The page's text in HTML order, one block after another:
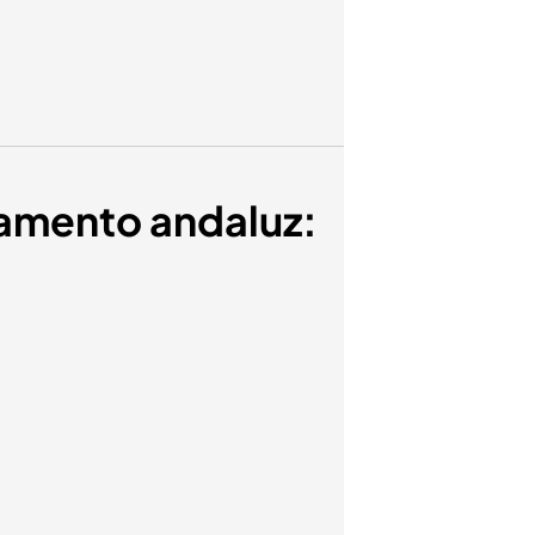
andaluz: